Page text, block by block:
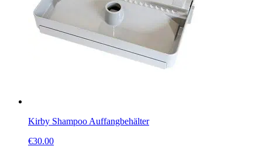
Kirby Shampoo Auffangbehälter
€30.00